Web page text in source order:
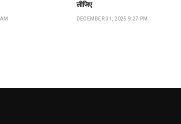
लीजिए
DECEMBER 31, 2025 9:27 PM